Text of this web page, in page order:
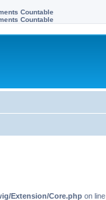
Countable
Countable
Extension/Core.php on line